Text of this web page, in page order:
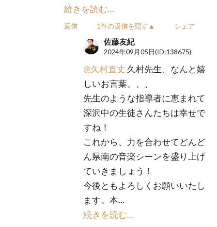
続きを読む…
返信 1件の返信を隠す▲ シェア
佐藤友紀
2024年09月05日(ID:138675)
@久村直丈 久村先生、なんと嬉
しいお言葉、、、
先生のような指導者に恵まれて
深沢中の生徒さんたちは幸せで
すね！
これから、力を合わせてどんど
ん県南の音楽シーンを盛り上げ
ていきましょう！
今後ともよろしくお願いいたし
ます。本…
続きを読む…